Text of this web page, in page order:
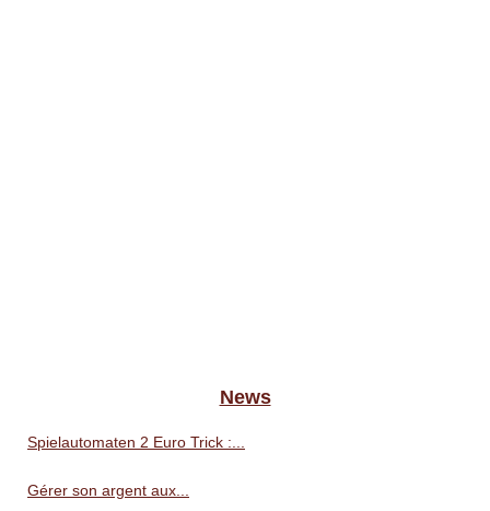
News
Spielautomaten 2 Euro Trick :...
Gérer son argent aux...